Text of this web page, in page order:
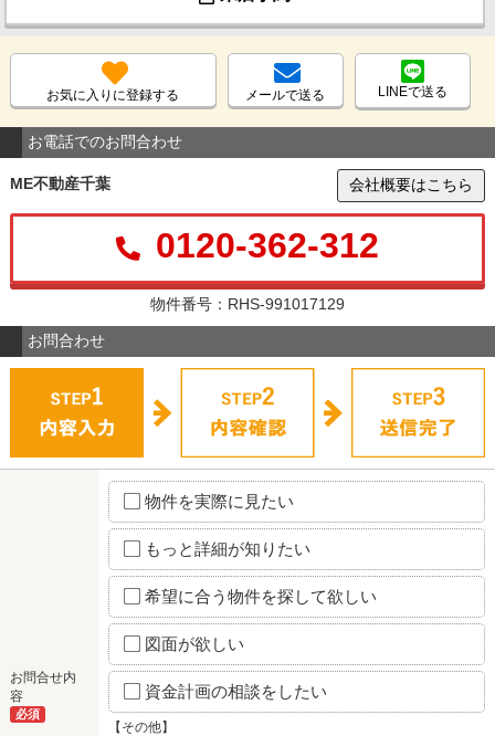
お気に入りに登録する メールで送る LINEで送る
お電話でのお問合わせ
ME不動産千葉 会社概要はこちら
0120-362-312
物件番号：RHS-991017129
お問合わせ
お問合せ内
容
必須
物件を実際に見たい
もっと詳細が知りたい
希望に合う物件を探して欲しい
図面が欲しい
資金計画の相談をしたい
【その他】